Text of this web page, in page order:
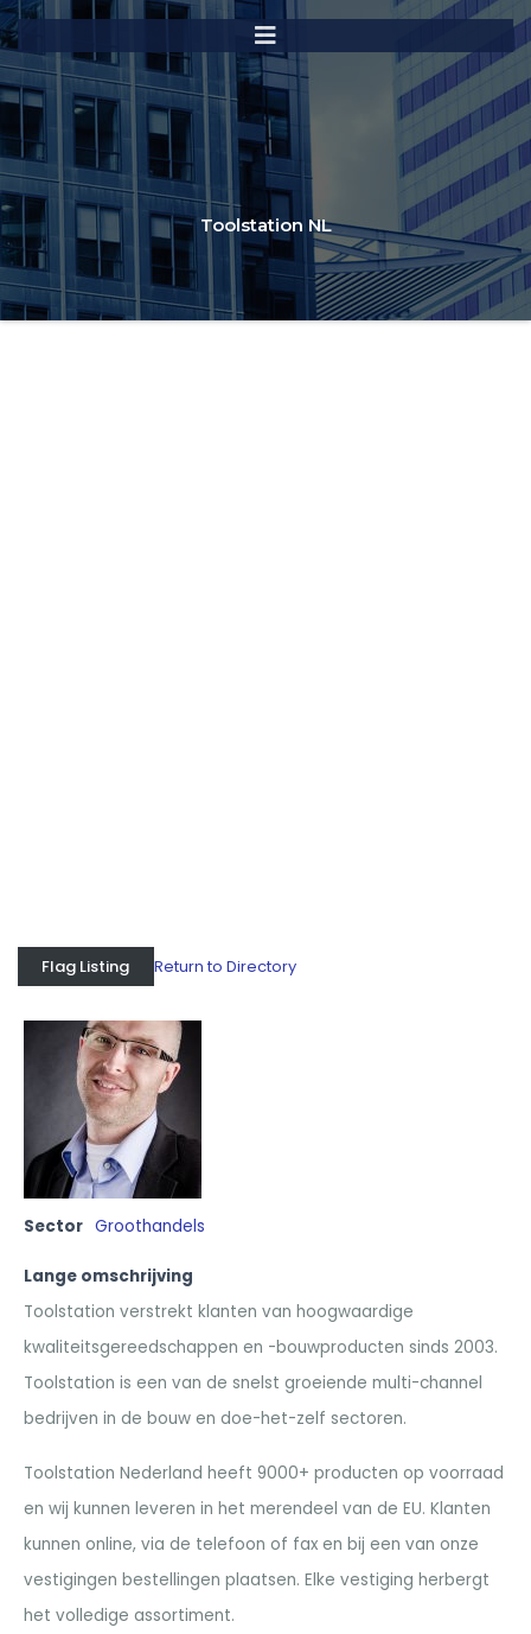
Toolstation NL
Flag Listing Return to Directory
Sector Groothandels
Lange omschrijving
Toolstation verstrekt klanten van hoogwaardige
kwaliteitsgereedschappen en -bouwproducten sinds 2003.
Toolstation is een van de snelst groeiende multi-channel
bedrijven in de bouw en doe-het-zelf sectoren.
Toolstation Nederland heeft 9000+ producten op voorraad
en wij kunnen leveren in het merendeel van de EU. Klanten
kunnen online, via de telefoon of fax en bij een van onze
vestigingen bestellingen plaatsen. Elke vestiging herbergt
het volledige assortiment.